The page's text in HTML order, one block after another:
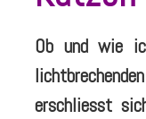
Ob und wie
erschliesst